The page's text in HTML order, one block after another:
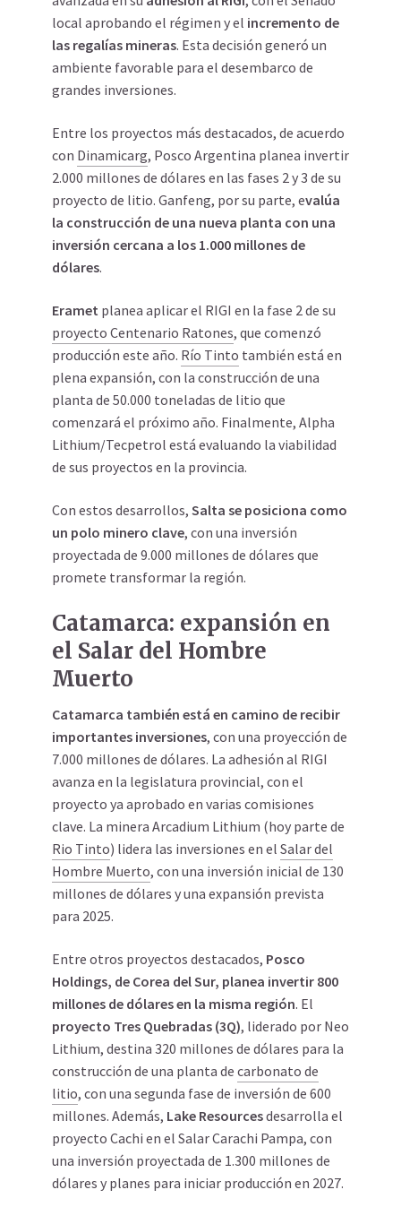
local aprobando el régimen y el incremento de
las regalías mineras. Esta decisión generó un
ambiente favorable para el desembarco de
grandes inversiones.
Entre los proyectos más destacados, de acuerdo
con Dinamicarg, Posco Argentina planea invertir
2.000 millones de dólares en las fases 2 y 3 de su
proyecto de litio. Ganfeng, por su parte, evalúa
la construcción de una nueva planta con una
inversión cercana a los 1.000 millones de
dólares.
Eramet planea aplicar el RIGI en la fase 2 de su
proyecto Centenario Ratones, que comenzó
producción este año. Río Tinto también está en
plena expansión, con la construcción de una
planta de 50.000 toneladas de litio que
comenzará el próximo año. Finalmente, Alpha
Lithium/Tecpetrol está evaluando la viabilidad
de sus proyectos en la provincia.
Con estos desarrollos, Salta se posiciona como
un polo minero clave, con una inversión
proyectada de 9.000 millones de dólares que
promete transformar la región.
Catamarca: expansión en
el Salar del Hombre
Muerto
Catamarca también está en camino de recibir
importantes inversiones, con una proyección de
7.000 millones de dólares. La adhesión al RIGI
avanza en la legislatura provincial, con el
proyecto ya aprobado en varias comisiones
clave. La minera Arcadium Lithium (hoy parte de
Rio Tinto) lidera las inversiones en el Salar del
Hombre Muerto, con una inversión inicial de 130
millones de dólares y una expansión prevista
para 2025.
Entre otros proyectos destacados, Posco
Holdings, de Corea del Sur, planea invertir 800
millones de dólares en la misma región. El
proyecto Tres Quebradas (3Q), liderado por Neo
Lithium, destina 320 millones de dólares para la
construcción de una planta de carbonato de
litio, con una segunda fase de inversión de 600
millones. Además, Lake Resourcesdesarrolla el
proyecto Cachi en el Salar Carachi Pampa, con
una inversión proyectada de 1.300 millones de
dólares y planes para iniciar producción en 2027.